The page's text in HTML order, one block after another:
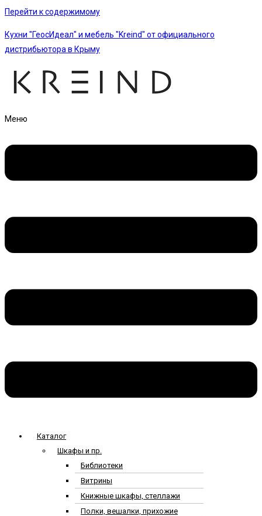
Перейти к содержимому
Кухни "ГеосИдеал" и мебель "Kreind" от официального
дистрибьютора в Крыму
Меню
Каталог
Шкафы и пр.
Библиотеки
Витрины
Книжные шкафы, стеллажи
Полки, вешалки, прихожие